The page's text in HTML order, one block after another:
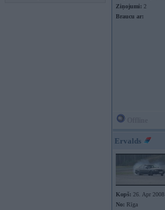
Ziņojumi: 2
Braucu ar:
Ervalds
Kopš: 26. Apr 2008
No: Rīga